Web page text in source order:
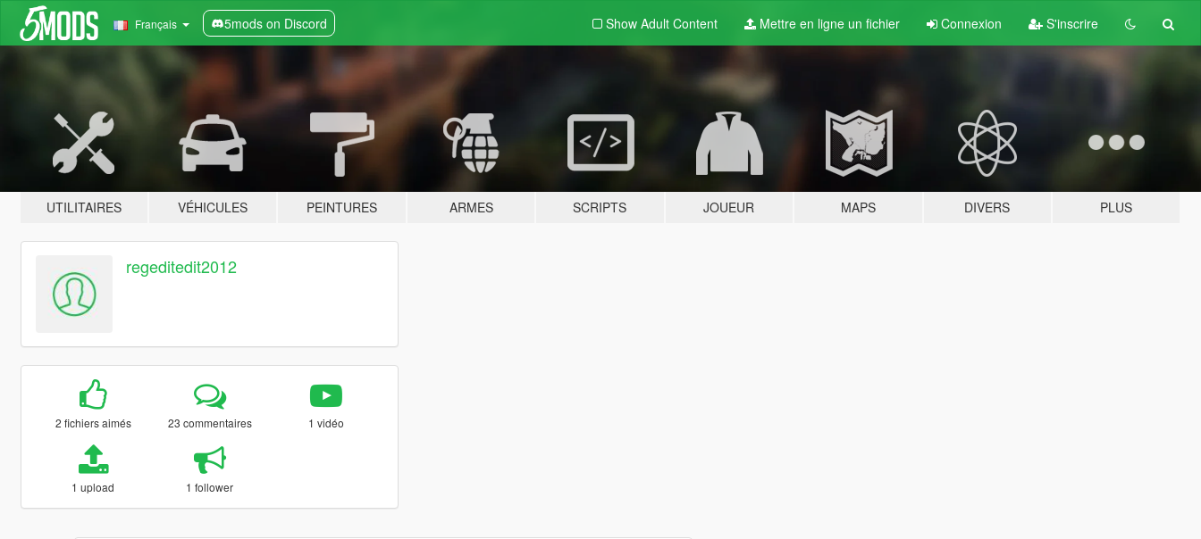
Français 5mods on Discord Show Adult Content Mettre en ligne un fichier Connexion S'inscrire
UTILITAIRES VÉHICULES PEINTURES ARMES SCRIPTS JOUEUR MAPS DIVERS PLUS
regeditedit2012
2 fichiers aimés 23 commentaires 1 vidéo
1 upload 1 follower